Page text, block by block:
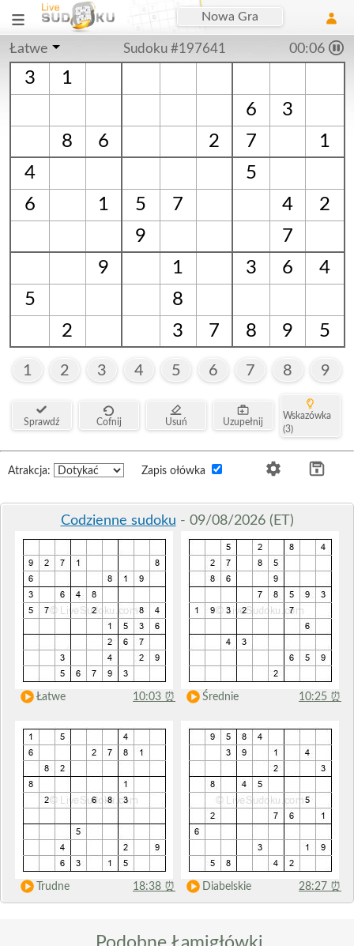
Nowa Gra
Łatwe Sudoku #197641 00:07
3
1
6
3
8
6 2 7
1
4
5
6
1 5 7 4
2
9
7
9
1 3 6
4
5
8
2
3 7 8 9 5
1 2 3 4 5 6 7 8 9
Sprawdź Cofnij Usuń Uzupełnij
Wskazówka
(3)
Atrakcja: Zapis ołówka
Codzienne sudoku - 09/08/2026 (ET)
Łatwe 10:03 ⏰ Średnie 10:25 ⏰
Trudne 18:38 ⏰ Diabelskie 28:27 ⏰